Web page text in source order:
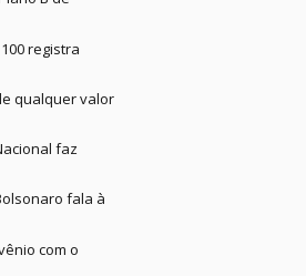
100 registra
qualquer valor
faz
Bolsonaro fala à
com o